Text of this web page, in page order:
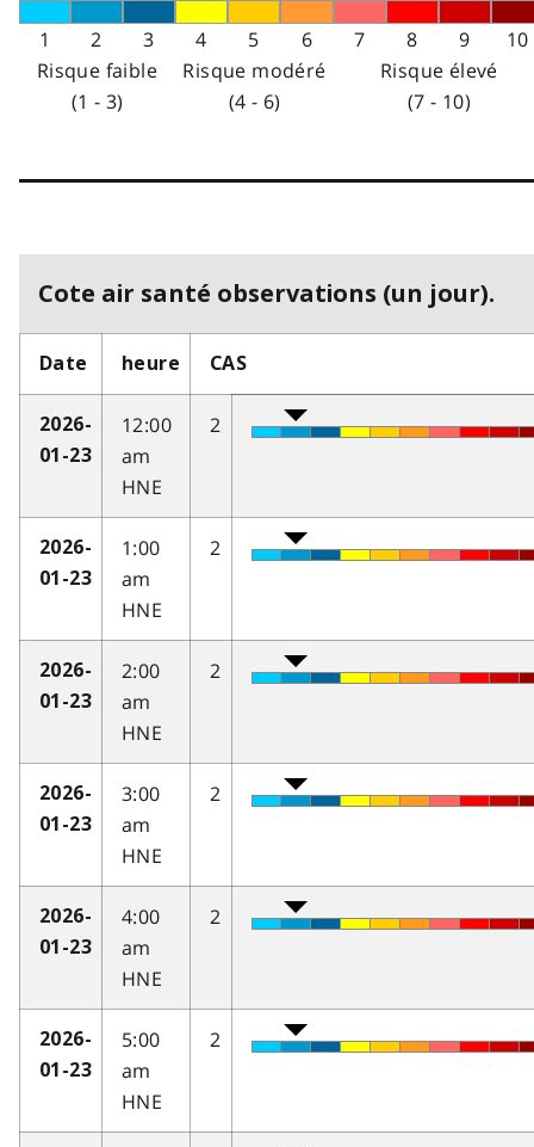
1 2 3 4 5 6 7 8 9
10
Risque faible
(1 - 3)
Risque modéré
(4 - 6)
Risque élevé
(7 - 10)
Cote air santé observations (un jour).
Date heure CAS
2026-
01-23
12:00
am
HNE
2
2026-
01-23
1:00
am
HNE
2
2026-
01-23
2:00
am
HNE
2
2026-
01-23
3:00
am
HNE
2
2026-
01-23
4:00
am
HNE
2
2026-
01-23
5:00
am
HNE
2